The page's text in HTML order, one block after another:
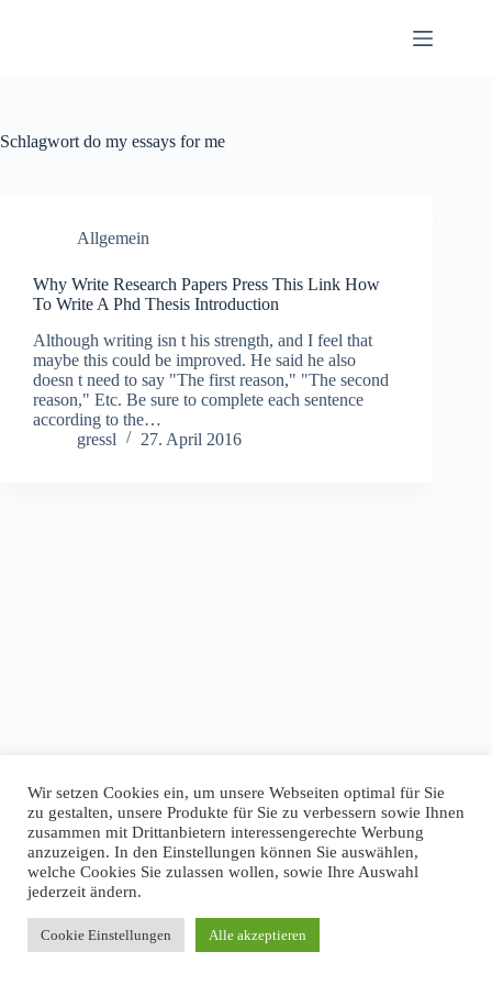
Schlagwort do my essays for me
Allgemein
Why Write Research Papers Press This Link How
To Write A Phd Thesis Introduction
Although writing isn t his strength, and I feel that
maybe this could be improved. He said he also
doesn t need to say "The first reason," "The second
reason," Etc. Be sure to complete each sentence
according to the…
gressl
27. April 2016
Wir setzen Cookies ein, um unsere Webseiten optimal für Sie
zu gestalten, unsere Produkte für Sie zu verbessern sowie Ihnen
zusammen mit Drittanbietern interessengerechte Werbung
anzuzeigen. In den Einstellungen können Sie auswählen,
welche Cookies Sie zulassen wollen, sowie Ihre Auswahl
jederzeit ändern.
Cookie Einstellungen Alle akzeptieren